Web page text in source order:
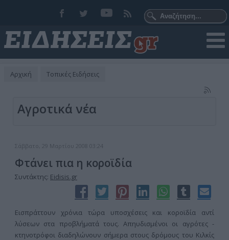
Αρχική Τοπικές Ειδήσεις
Αγροτικά νέα
Σάββατο, 29 Μαρτίου 2008 03:24
Φτάνει πια η κοροϊδία
Συντάκτης: Eidisis.gr
Εισπράττουν χρόνια τώρα υποσχέσεις και κοροϊδία αντί
λύσεων στα προβλήματά τους. Απηυδισμένοι οι αγρότες -
κτηνοτρόφοι διαδηλώνουν σήμερα στους δρόμους του Κιλκίς